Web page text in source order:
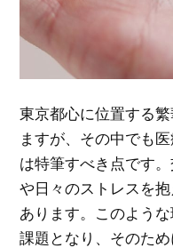
東京都心に位置する
ますが、その中でも
は特筆すべき点です。
や日々のストレスを
あります。このよう
課題となり、そのた